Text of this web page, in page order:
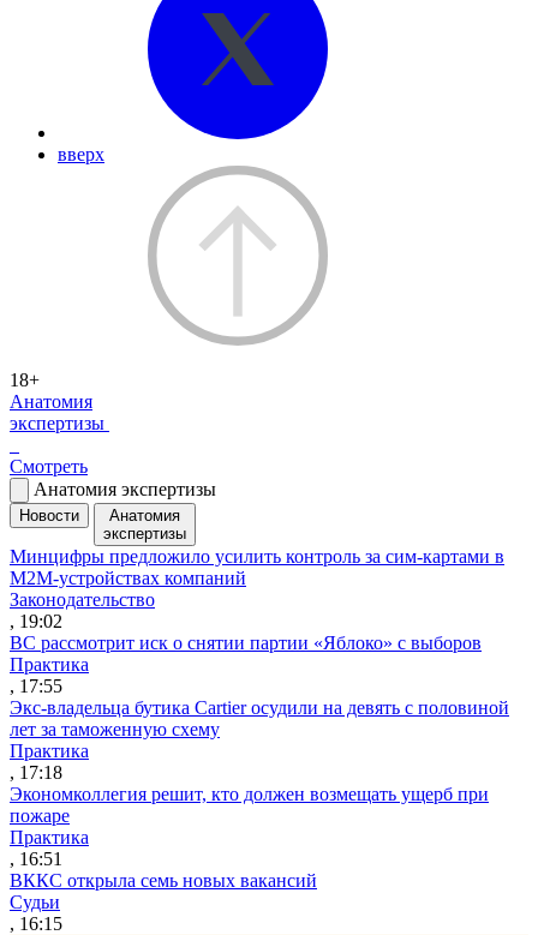
вверх
18+
Анатомия
экспертизы
Смотреть
Анатомия экспертизы
Новости
Анатомия
экспертизы
Минцифры предложило усилить контроль за сим-картами в
M2M-устройствах компаний
Законодательство
, 19:02
ВС рассмотрит иск о снятии партии «Яблоко» с выборов
Практика
, 17:55
Экс-владельца бутика Cartier осудили на девять с половиной
лет за таможенную схему
Практика
, 17:18
Экономколлегия решит, кто должен возмещать ущерб при
пожаре
Практика
, 16:51
ВККС открыла семь новых вакансий
Судьи
, 16:15